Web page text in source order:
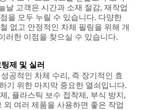
날 고객은 시간과 소재 절감, 재작업
을 모두 누릴 수 있습니다. 다양한
없고 안정적인 차체 필링을 위해 개
러한 이점을 찾으실 수 있습니다.
제 및 실러
공적인 차체 수리, 즉 장기적인 효
기 위한 마지막 중요한 열쇠입니다.
, 플라스틱 보수 접착제, 부식 방지,
외 여러 제품을 사용하면 좋은 작업